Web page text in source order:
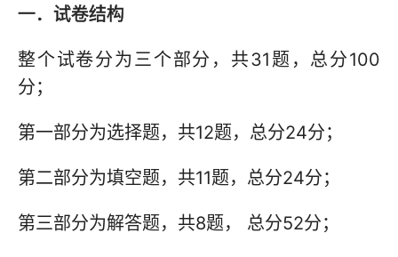
一．试卷结构
整个试卷分为三个部分，共31题，总分100
分；
第一部分为选择题，共12题，总分24分；
第二部分为填空题，共11题，总分24分；
第三部分为解答题，共8题， 总分52分；